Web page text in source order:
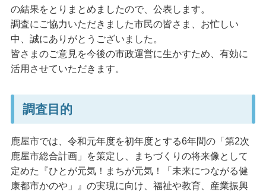
の結果をとりまとめましたので、公表します。
調査にご協力いただきました市民の皆さま、お忙しい
中、誠にありがとうございました。
皆さまのご意見を今後の市政運営に生かすため、有効に
活用させていただきます。
調査目的
鹿屋市では、令和元年度を初年度とする6年間の「第2次
鹿屋市総合計画」を策定し、まちづくりの将来像として
定めた『ひとが元気！まちが元気！「未来につながる健
康都市かのや」』の実現に向け、福祉や教育、産業振興